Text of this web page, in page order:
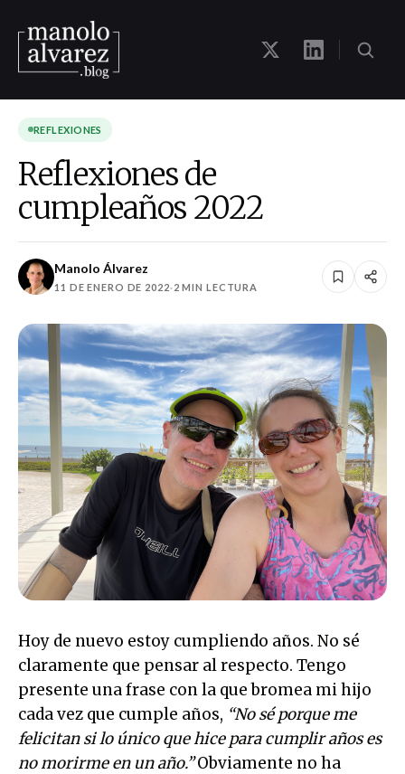
REFLEXIONES
Reflexiones de
cumpleaños 2022
Manolo Álvarez
11 DE ENERO DE 2022·2 MIN LECTURA
Hoy de nuevo estoy cumpliendo años. No sé
claramente que pensar al respecto. Tengo
presente una frase con la que bromea mi hijo
cada vez que cumple años, “No sé porque me
felicitan si lo único que hice para cumplir años es
no morirme en un año.”Obviamente no ha